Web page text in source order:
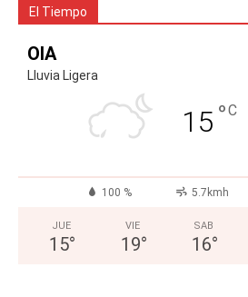
El Tiempo
OIA
Lluvia Ligera
15 °C
100 % 5.7kmh
JUE
15°
VIE
19°
SAB
16°